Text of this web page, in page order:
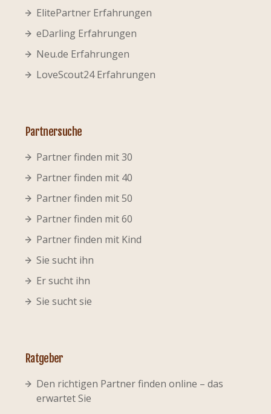
ElitePartner Erfahrungen
eDarling Erfahrungen
Neu.de Erfahrungen
LoveScout24 Erfahrungen
Partnersuche
Partner finden mit 30
Partner finden mit 40
Partner finden mit 50
Partner finden mit 60
Partner finden mit Kind
Sie sucht ihn
Er sucht ihn
Sie sucht sie
Ratgeber
Den richtigen Partner finden online – das
erwartet Sie